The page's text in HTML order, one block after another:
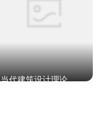
当代建筑设计理论